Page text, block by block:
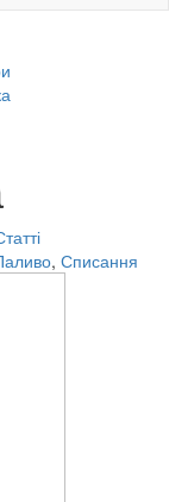
, Списання